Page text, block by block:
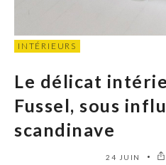
INTÉRIEURS
Le délicat
Fussel, sous
scandinave
24 JUIN